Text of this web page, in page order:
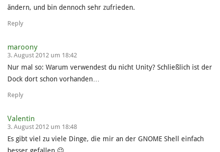
ändern, und bin dennoch sehr zufrieden.
Reply
maroony
3. August 2012 um 18:42
Nur mal so: Warum verwendest du nicht Unity? Schließlich ist der
Dock dort schon vorhanden…
Reply
Valentin
3. August 2012 um 18:48
Es gibt viel zu viele Dinge, die mir an der GNOME Shell einfach